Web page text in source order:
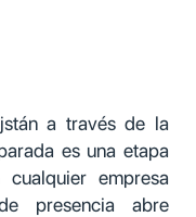
a través de la
es una etapa
empresa
presencia abre